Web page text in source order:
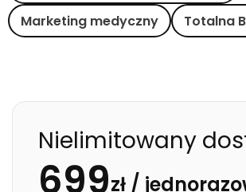
Marketing medyczny
Totalna
Nielimitowany
699zł /